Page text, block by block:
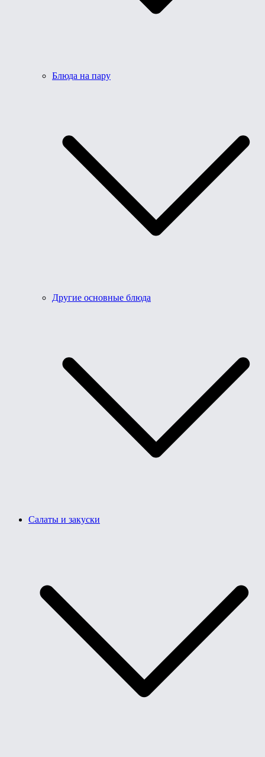
Блюда на пару
Другие основные блюда
Салаты и закуски